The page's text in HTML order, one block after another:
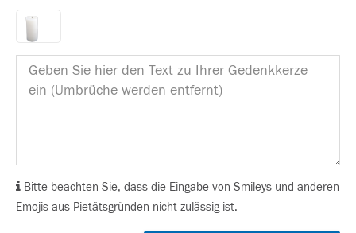
Bitte beachten Sie, dass die Eingabe von Smileys und anderen
Emojis aus Pietätsgründen nicht zulässig ist.